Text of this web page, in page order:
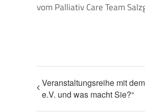
vom Palliativ Care Team
Veranstaltungsreihe mit
e.V. und was macht Sie?“